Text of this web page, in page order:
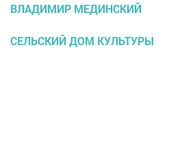
ВЛАДИМИР МЕДИНСКИЙ
СЕЛЬСКИЙ ДОМ КУЛЬТУРЫ